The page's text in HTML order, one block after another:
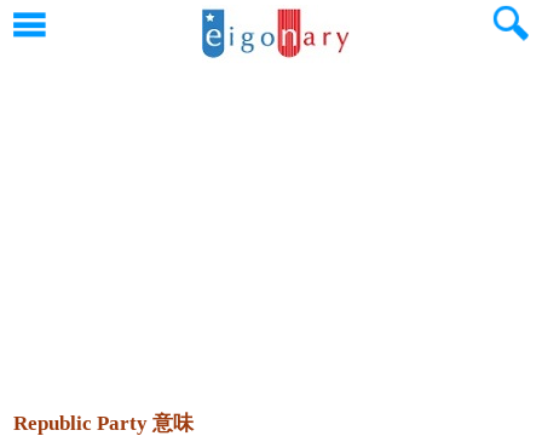
Republic Party 意味